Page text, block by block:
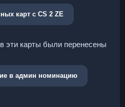
карт с CS 2 ZE
эти карты были перенесены
в админ номинацию